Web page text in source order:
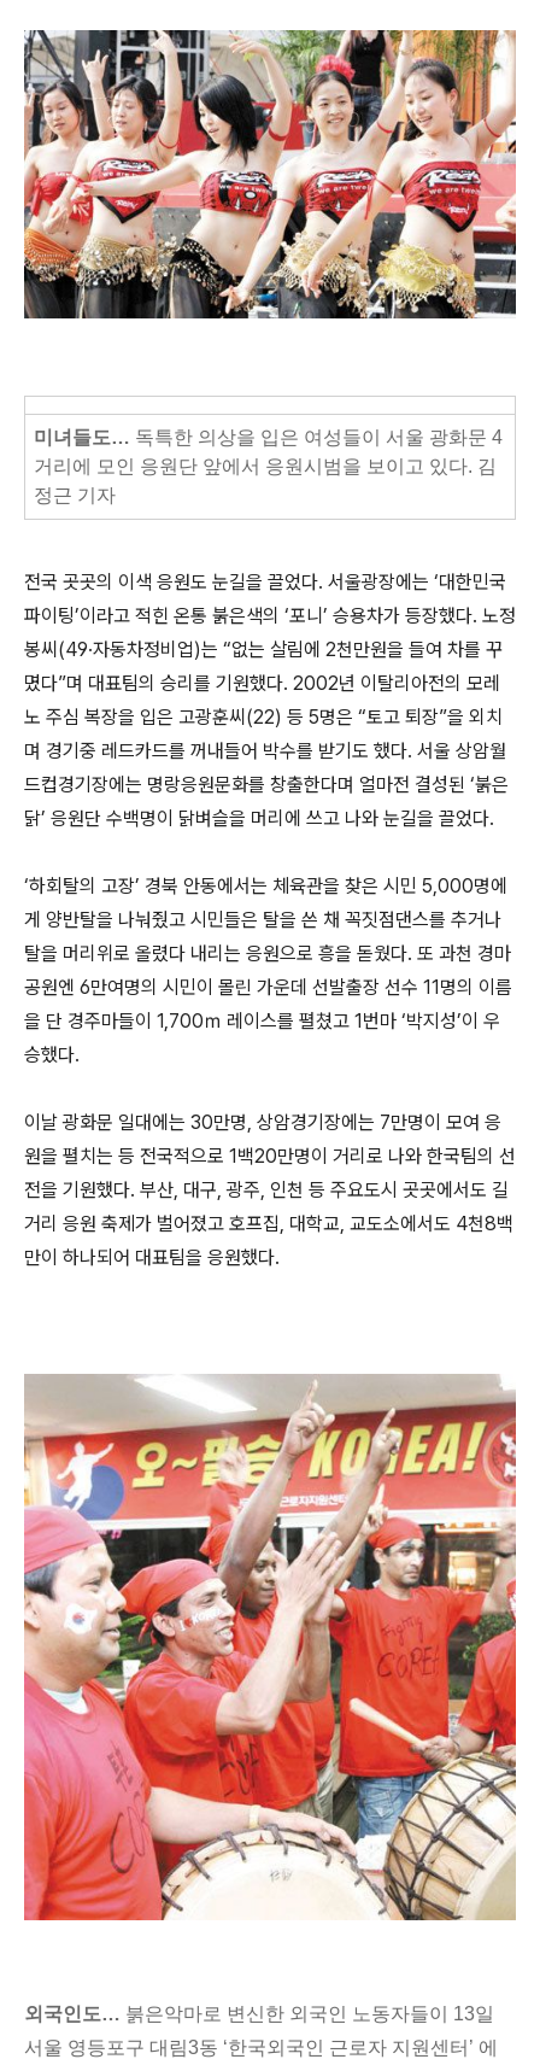
미녀들도… 독특한 의상을 입은 여성들이 서울 광화문 4
거리에 모인 응원단 앞에서 응원시범을 보이고 있다. 김
정근 기자
전국 곳곳의 이색 응원도 눈길을 끌었다. 서울광장에는 ‘대한민국
파이팅’이라고 적힌 온통 붉은색의 ‘포니’ 승용차가 등장했다. 노정
봉씨(49·자동차정비업)는 “없는 살림에 2천만원을 들여 차를 꾸
몄다”며 대표팀의 승리를 기원했다. 2002년 이탈리아전의 모레
노 주심 복장을 입은 고광훈씨(22) 등 5명은 “토고 퇴장”을 외치
며 경기중 레드카드를 꺼내들어 박수를 받기도 했다. 서울 상암월
드컵경기장에는 명랑응원문화를 창출한다며 얼마전 결성된 ‘붉은
닭’ 응원단 수백명이 닭벼슬을 머리에 쓰고 나와 눈길을 끌었다.
‘하회탈의 고장’ 경북 안동에서는 체육관을 찾은 시민 5,000명에
게 양반탈을 나눠줬고 시민들은 탈을 쓴 채 꼭짓점댄스를 추거나
탈을 머리위로 올렸다 내리는 응원으로 흥을 돋웠다. 또 과천 경마
공원엔 6만여명의 시민이 몰린 가운데 선발출장 선수 11명의 이름
을 단 경주마들이 1,700ｍ 레이스를 펼쳤고 1번마 ‘박지성’이 우
승했다.
이날 광화문 일대에는 30만명, 상암경기장에는 7만명이 모여 응
원을 펼치는 등 전국적으로 1백20만명이 거리로 나와 한국팀의 선
전을 기원했다. 부산, 대구, 광주, 인천 등 주요도시 곳곳에서도 길
거리 응원 축제가 벌어졌고 호프집, 대학교, 교도소에서도 4천8백
만이 하나되어 대표팀을 응원했다.
외국인도… 붉은악마로 변신한 외국인 노동자들이 13일
서울 영등포구 대림3동 ‘한국외국인 근로자 지원센터’ 에